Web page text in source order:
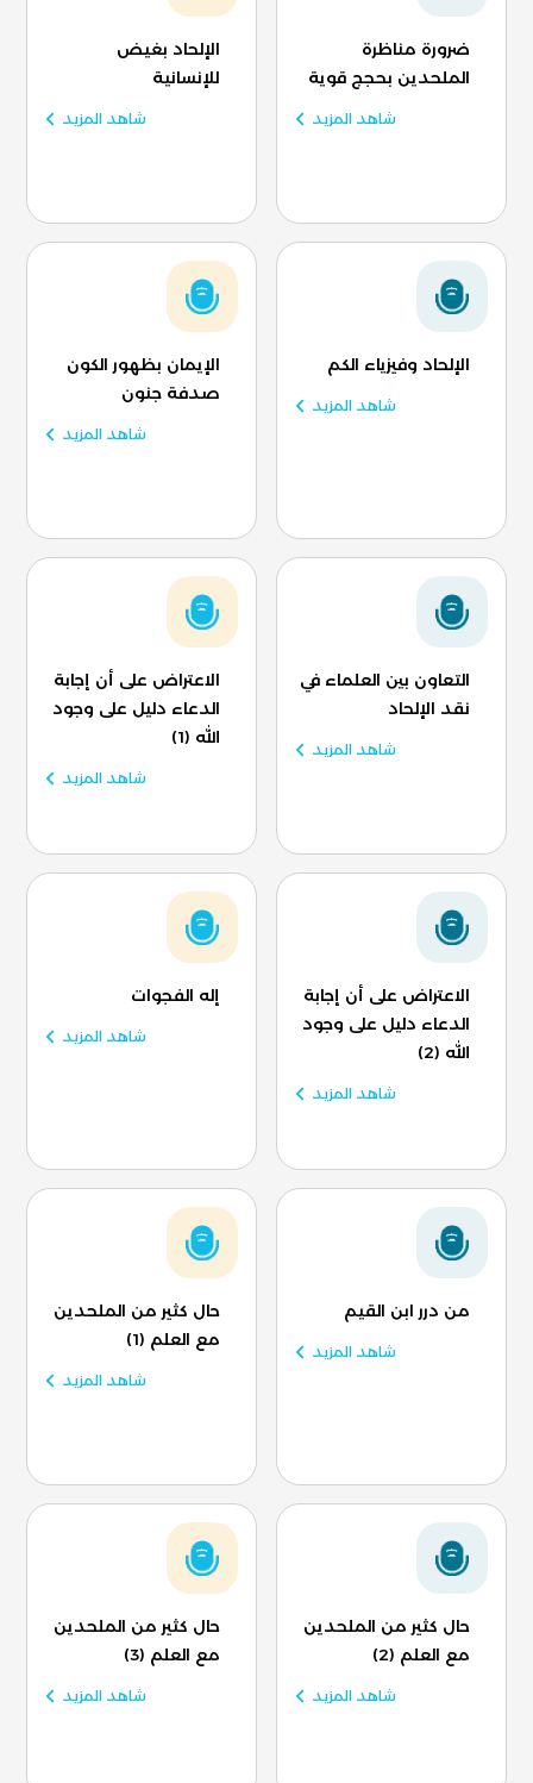
ضرورة مناظرة
الملحدين بحجج قوية
شاهد المزيد
الإلحاد بغيض
للإنسانية
شاهد المزيد
الإلحاد وفيزياء الكم
شاهد المزيد
الإيمان بظهور الكون
صدفة جنون
شاهد المزيد
التعاون بين العلماء في
نقد الإلحاد
شاهد المزيد
الاعتراض على أن إجابة
الدعاء دليل على وجود
الله (1)
شاهد المزيد
الاعتراض على أن إجابة
الدعاء دليل على وجود
الله (2)
شاهد المزيد
إله الفجوات
شاهد المزيد
من درر ابن القيم
شاهد المزيد
حال كثير من الملحدين
مع العلم (1)
شاهد المزيد
حال كثير من الملحدين
مع العلم (2)
شاهد المزيد
حال كثير من الملحدين
مع العلم (3)
شاهد المزيد